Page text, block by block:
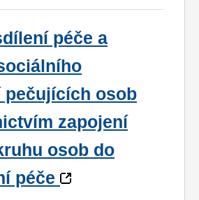
péče a
pečujících osob
zapojení
osob do
péče